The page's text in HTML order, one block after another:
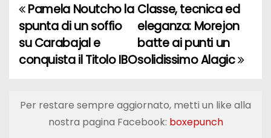
N
a
v
g
Classe, tecnica ed
eleganza: Morejon
batte ai punti un
solidissimo Alagic
Pamela Noutcho la
spunta di un soffio
su Carabajal e
conquista il Titolo IBO
Per restare sempre aggiornato, metti un like alla
nostra pagina Facebook: boxepunch